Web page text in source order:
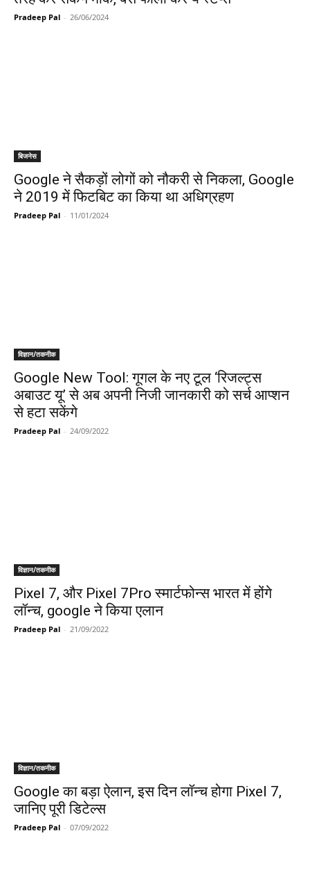
Pradeep Pal - 26/06/2024
बिजनेस
Google ने सैकड़ों लोगों को नौकरी से निकला, Google
ने 2019 में फिटबिट का किया था अधिग्रहण
Pradeep Pal - 11/01/2024
विज्ञान/तकनीक
Google New Tool: गूगल के नए टूल ‘रिजल्ट्स
अबाउट यू’ से अब अपनी निजी जानकारी को सर्च आप्शन
से हटा सकेंगे
Pradeep Pal - 24/09/2022
विज्ञान/तकनीक
Pixel 7, और Pixel 7Pro स्मार्टफोन्स भारत में होंगे
लॉन्च, google ने किया एलान
Pradeep Pal - 21/09/2022
विज्ञान/तकनीक
Google का बड़ा ऐलान, इस दिन लॉन्च होगा Pixel 7,
जानिए पूरी डिटेल्स
Pradeep Pal - 07/09/2022